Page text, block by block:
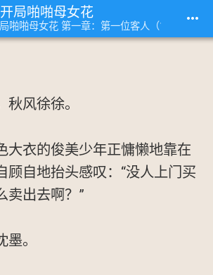
局啪啪母女花
啪啪母女花 第一章：第一位客人（1） more_horiz
秋风徐徐。
大衣的俊美少年正慵懒地靠在
顾自地抬头感叹：“没人上门买
卖出去啊？”
。